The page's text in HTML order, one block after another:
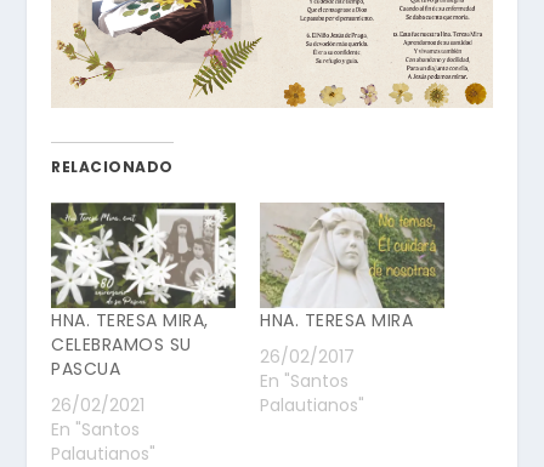
RELACIONADO
HNA. TERESA MIRA,
CELEBRAMOS SU
PASCUA
26/02/2021
En "Santos
Palautianos"
HNA. TERESA MIRA
26/02/2017
En "Santos
Palautianos"